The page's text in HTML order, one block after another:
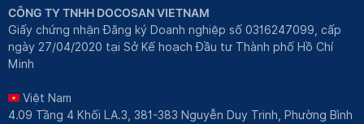
CÔNG TY TNHH DOCOSAN VIETNAM
Giấy chứng nhận Đăng ký Doanh nghiệp số 0316247099, cấp
ngày 27/04/2020 tại Sở Kế hoạch Đầu tư Thành phố Hồ Chí
Minh
Việt Nam
4.09 Tầng 4 Khối LA.3, 381-383 Nguyễn Duy Trinh, Phường Bình